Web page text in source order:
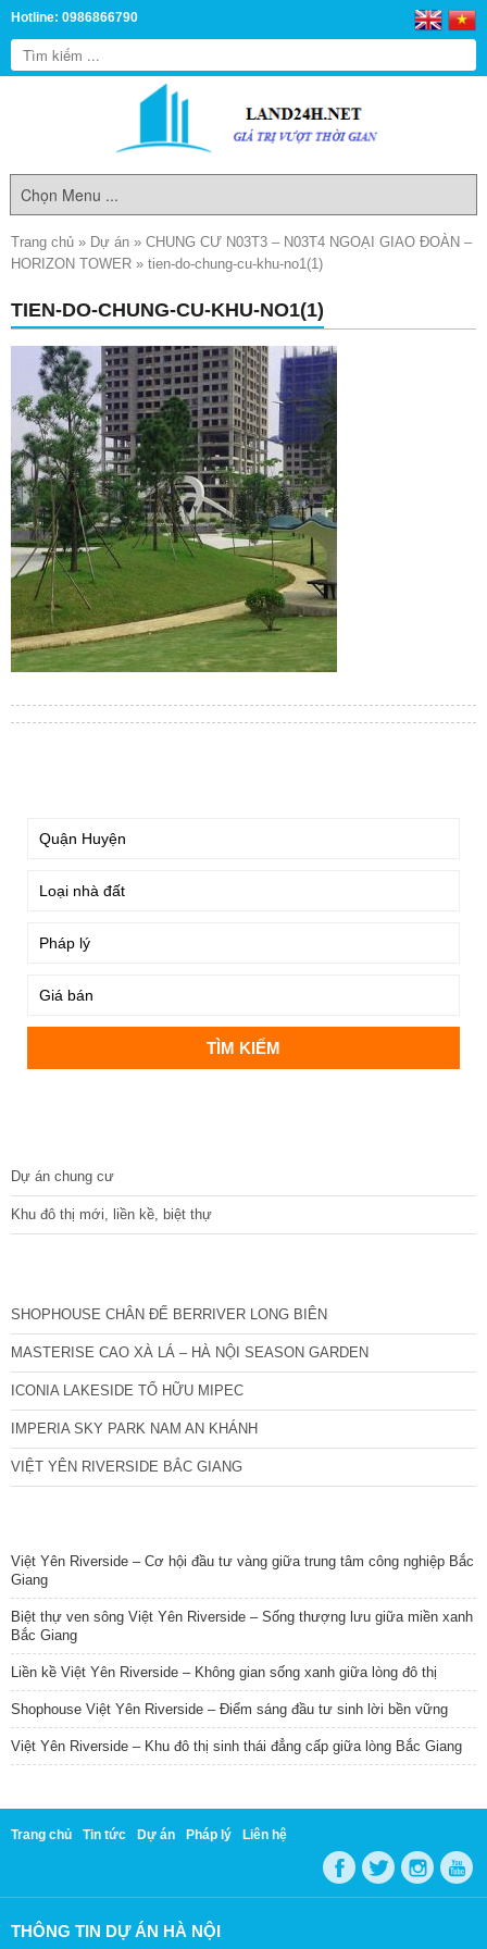
Hotline: 0986866790
Trang chủ » Dự án » CHUNG CƯ N03T3 – N03T4 NGOẠI GIAO ĐOÀN –
HORIZON TOWER » tien-do-chung-cu-khu-no1(1)
TIEN-DO-CHUNG-CU-KHU-NO1(1)
Dự án chung cư
Khu đô thị mới, liền kề, biệt thự
SHOPHOUSE CHÂN ĐẾ BERRIVER LONG BIÊN
MASTERISE CAO XÀ LÁ – HÀ NỘI SEASON GARDEN
ICONIA LAKESIDE TỐ HỮU MIPEC
IMPERIA SKY PARK NAM AN KHÁNH
VIỆT YÊN RIVERSIDE BẮC GIANG
Việt Yên Riverside – Cơ hội đầu tư vàng giữa trung tâm công nghiệp Bắc
Giang
Biệt thự ven sông Việt Yên Riverside – Sống thượng lưu giữa miền xanh
Bắc Giang
Liền kề Việt Yên Riverside – Không gian sống xanh giữa lòng đô thị
Shophouse Việt Yên Riverside – Điểm sáng đầu tư sinh lời bền vững
Việt Yên Riverside – Khu đô thị sinh thái đẳng cấp giữa lòng Bắc Giang
Trang chủ Tin tức Dự án Pháp lý Liên hệ
THÔNG TIN DỰ ÁN HÀ NỘI